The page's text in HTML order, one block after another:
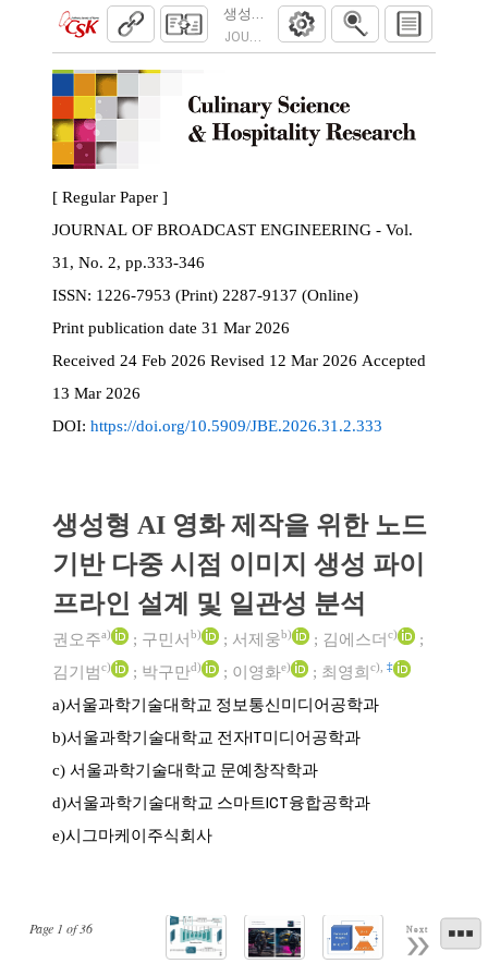
생성형 AI 영화 제작을 위한 노드 기반 다
JOURNAL OF BROADCAST ENGINEERING.
Page 1 of36 Next
[ Regular Paper ]
JOURNAL OF BROADCAST ENGINEERING - Vol.
31, No. 2, pp.333-346
ISSN:
1226-7953 (Print) 2287-9137 (Online)
Print publication date 31 Mar 2026
Received 24 Feb 2026 Revised 12 Mar 2026 Accepted
13 Mar 2026
DOI: https://doi.org/10.5909/JBE.2026.31.2.333
생성형 AI 영화 제작을 위한 노드
기반 다중 시점 이미지 생성 파이
프라인 설계 및 일관성 분석
권오주a) ; 구민서 b) ; 서제웅b) ; 김에스더 c)
;
김기범c) ; 박구만d) ; 이영화e) ; 최영희 c) ‡
a)서울과학기술대학교 정보통신미디어공학과
b)서울과학기술대학교 전자IT미디어공학과
c) 서울과학기술대학교 문예창작학과
d)서울과학기술대학교 스마트ICT융합공학과
e)시그마케이주식회사